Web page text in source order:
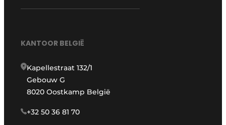
KANTOOR BELGIË
Kapellestraat 132/1
Gebouw G
8020 Oostkamp België
+32 50 36 81 70